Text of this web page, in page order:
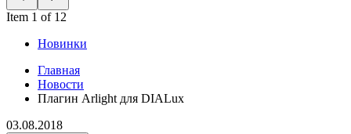
Item 1 of 12
Новинки
Главная
Новости
Плагин Arlight для DIALux
03.08.2018